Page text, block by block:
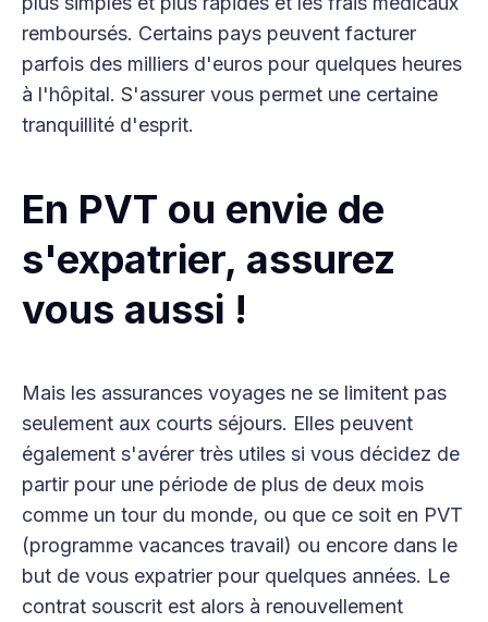
remboursés. Certains pays peuvent facturer
parfois des milliers d'euros pour quelques heures
à l'hôpital. S'assurer vous permet une certaine
tranquillité d'esprit.
En PVT ou envie de
s'expatrier, assurez
vous aussi !
Mais les assurances voyages ne se limitent pas
seulement aux courts séjours. Elles peuvent
également s'avérer très utiles si vous décidez de
partir pour une période de plus de deux mois
comme un tour du monde, ou que ce soit en PVT
(programme vacances travail) ou encore dans le
but de vous expatrier pour quelques années. Le
contrat souscrit est alors à renouvellement